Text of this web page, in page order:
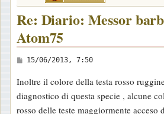
Re: Diario: Messor
Atom75
M
s
s
15/06/2013, 7:50
Inoltre il colore della testa rosso
diagnostico di questa specie , alcune
rosso delle teste maggiormente acceso